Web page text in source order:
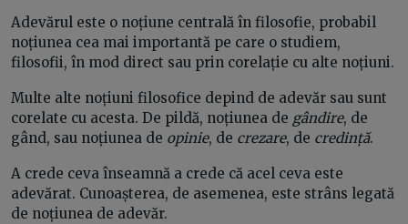
Adevărul este o noțiune centrală în filosofie, probabil
noțiunea cea mai importantă pe care o studiem,
filosofii, în mod direct sau prin corelație cu alte noțiuni.
Multe alte noțiuni filosofice depind de adevăr sau sunt
corelate cu acesta. De pildă, noțiunea de gândire, de
gând, sau noțiunea de opinie, de crezare, de credință.
A crede ceva înseamnă a crede că acel ceva este
adevărat. Cunoașterea, de asemenea, este strâns legată
de noțiunea de adevăr.